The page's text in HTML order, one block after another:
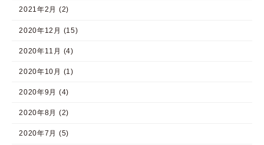
2021年2月 (2)
2020年12月 (15)
2020年11月 (4)
2020年10月 (1)
2020年9月 (4)
2020年8月 (2)
2020年7月 (5)